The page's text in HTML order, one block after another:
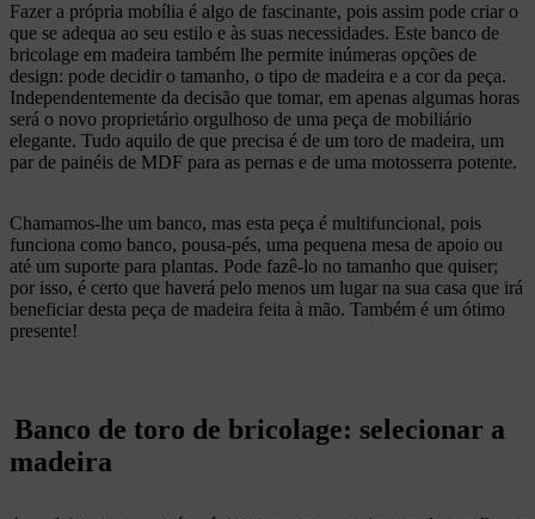
Fazer a própria mobília é algo de fascinante, pois assim pode criar o
que se adequa ao seu estilo e às suas necessidades. Este banco de
bricolage em madeira também lhe permite inúmeras opções de
design: pode decidir o tamanho, o tipo de madeira e a cor da peça.
Independentemente da decisão que tomar, em apenas algumas horas
será o novo proprietário orgulhoso de uma peça de mobiliário
elegante. Tudo aquilo de que precisa é de um toro de madeira, um
par de painéis de MDF para as pernas e de uma motosserra potente.
Chamamos-lhe um banco, mas esta peça é multifuncional, pois
funciona como banco, pousa-pés, uma pequena mesa de apoio ou
até um suporte para plantas. Pode fazê-lo no tamanho que quiser;
por isso, é certo que haverá pelo menos um lugar na sua casa que irá
beneficiar desta peça de madeira feita à mão. Também é um ótimo
presente!
Banco de toro de bricolage: selecionar a
madeira